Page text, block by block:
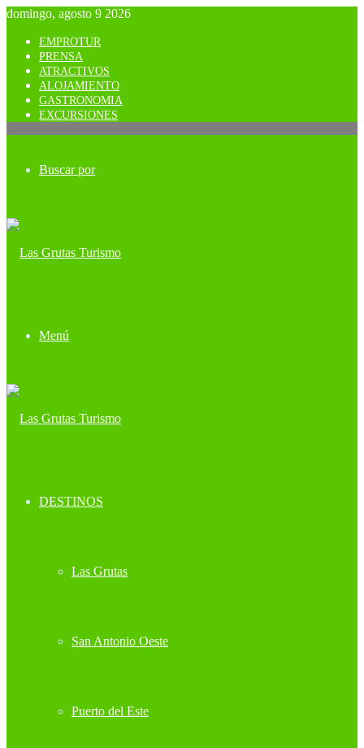
domingo, agosto 9 2026
EMPROTUR
PRENSA
ATRACTIVOS
ALOJAMIENTO
GASTRONOMIA
EXCURSIONES
Buscar por
Menú
DESTINOS
Las Grutas
San Antonio Oeste
Puerto del Este